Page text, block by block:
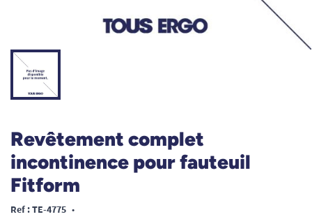
Revêtement complet
incontinence pour fauteuil
Fitform
Ref : TE-4775 •